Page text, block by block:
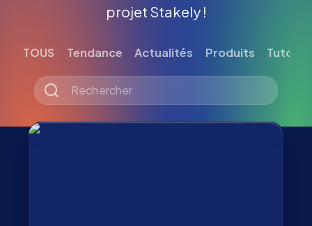
projet Stakely !
TOUS Tendance Actualités Produits Tutoriel